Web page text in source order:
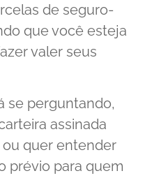
de seguro-
que você esteja
valer seus
se perguntando,
assinada
ou quer entender
prévio para quem